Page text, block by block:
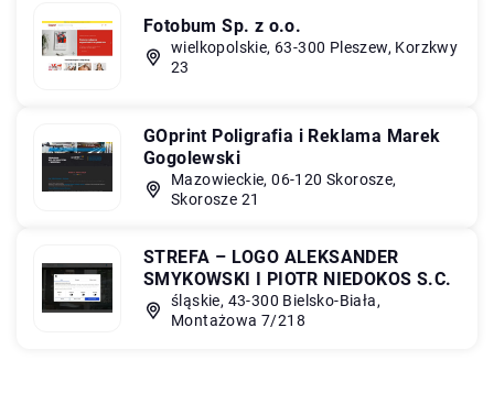
Fotobum Sp. z o.o.
wielkopolskie, 63-300 Pleszew, Korzkwy
23
GOprint Poligrafia i Reklama Marek
Gogolewski
Mazowieckie, 06-120 Skorosze,
Skorosze 21
STREFA – LOGO ALEKSANDER
SMYKOWSKI I PIOTR NIEDOKOS S.C.
śląskie, 43-300 Bielsko-Biała,
Montażowa 7/218